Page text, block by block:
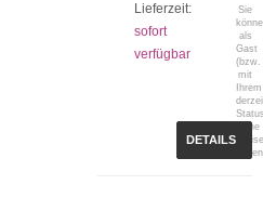
Lieferzeit:
sofort
verfügbar
Sie
als
Gast
(bzw.
mit
Ihrem
keine
DETAILS